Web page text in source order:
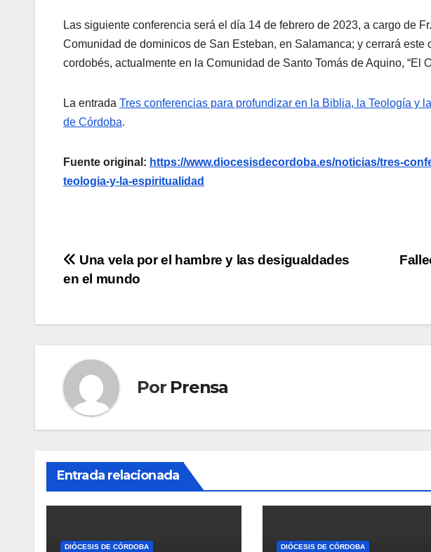
Las siguiente conferencia será el día 14 de febrero de 2023, a cargo de
Comunidad de dominicos de San Esteban, en Salamanca; y cerrará este
cordobés, actualmente en la Comunidad de Santo Tomás de Aquino, “El
La entrada Tres conferencias para profundizar en la Biblia, la Teología y
de Córdoba.
Fuente original: https://www.diocesisdecordoba.es/noticias/tres-
teologia-y-la-espiritualidad
Navegación
entradas
Una vela por el hambre y las desigualdades
en el mundo
Por Prensa
Entrada relacionada
DIÓCESIS DE CÓRDOBA
DIÓCESIS DE CÓRDOBA